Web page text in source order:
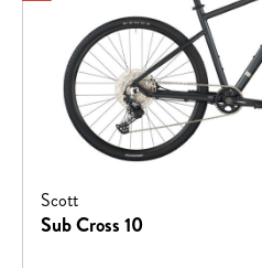
Scott
Sub Cross 10